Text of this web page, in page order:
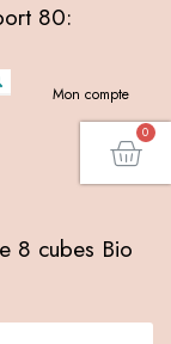
80:
Mon compte
8 cubes Bio